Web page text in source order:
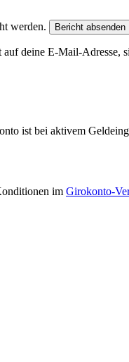
werden. Bericht absenden
deine E-Mail-Adresse,
ist bei aktivem
im Girokonto-